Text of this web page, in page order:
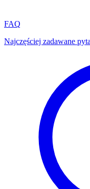
FAQ
Najczęściej zadawane